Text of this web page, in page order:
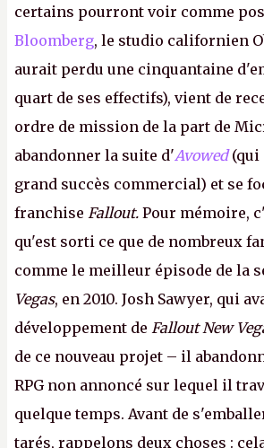
certains pourront voir comme
Bloomberg, le studio californien
aurait perdu une cinquantaine
quart de ses effectifs), vient de
ordre de mission de la part de
abandonner la suite d'Avowed(qui
grand succès commercial) et se
franchise Fallout. Pour mémoire,
qu'est sorti ce que de nombreux
comme le meilleur épisode de la
Vegas, en 2010. Josh Sawyer, qui
développement de Fallout New
de ce nouveau projet – il
RPG non annoncé sur lequel il
quelque temps. Avant de
tarés, rappelons deux choses :